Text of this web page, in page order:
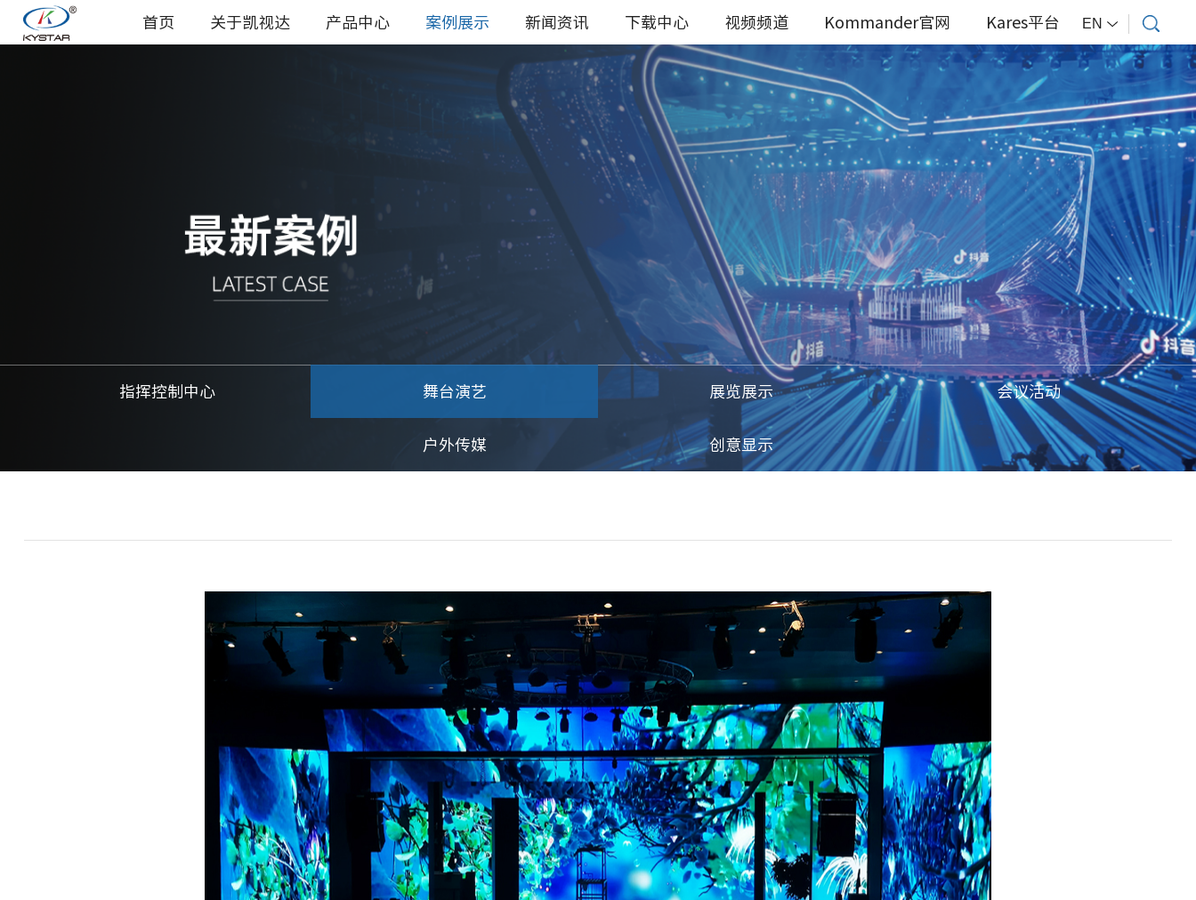
EN
首页 关于凯视达 产品中心 案例展示 新闻资讯 下载中心 视频频道 Kommander官网 Kares平台
指挥控制中心 舞台演艺 展览展示 会议活动
户外传媒 创意显示